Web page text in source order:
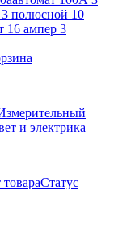
3 полюсной 10
16 ампер 3
и электрика
Статус